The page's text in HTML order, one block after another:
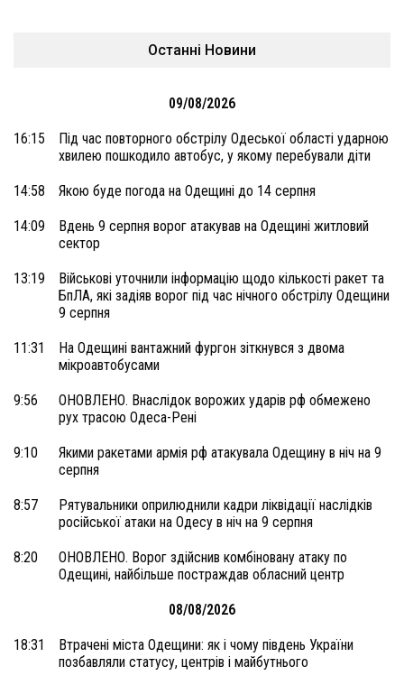
Останні Новини
09/08/2026
16:15
Під час повторного обстрілу Одеської області ударною
хвилею пошкодило автобус, у якому перебували діти
14:58 Якою буде погода на Одещині до 14 серпня
14:09
Вдень 9 серпня ворог атакував на Одещині житловий
сектор
13:19
Військові уточнили інформацію щодо кількості ракет та
БпЛА, які задіяв ворог під час нічного обстрілу Одещини
9 серпня
11:31
На Одещині вантажний фургон зіткнувся з двома
мікроавтобусами
9:56
ОНОВЛЕНО. Внаслідок ворожих ударів рф обмежено
рух трасою Одеса-Рені
9:10
Якими ракетами армія рф атакувала Одещину в ніч на 9
серпня
8:57
Рятувальники оприлюднили кадри ліквідації наслідків
російської атаки на Одесу в ніч на 9 серпня
8:20
ОНОВЛЕНО. Ворог здійснив комбіновану атаку по
Одещині, найбільше постраждав обласний центр
08/08/2026
18:31
Втрачені міста Одещини: як і чому південь України
позбавляли статусу, центрів і майбутнього